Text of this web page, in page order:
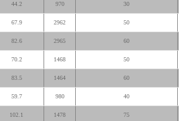
30
970
44.2
50
2962
67.9
60
2965
82.6
50
1468
70.2
60
1464
83.5
40
980
59.7
75
1478
102.1